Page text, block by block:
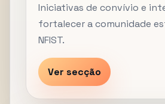
Iniciativas de convívio e
fortalecer a comunidade
NFIST.
Ver secção